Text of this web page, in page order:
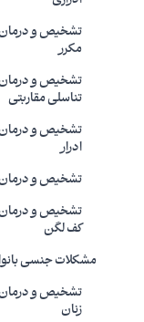
تشخیص و درمان
مکرر
تشخیص و
تناسلی مقاربتی
تشخیص و درمان
ادرار
تشخیص و
تشخیص و درمان
کف لگن
مشکلات جنسی
تشخیص و
زنان
چکاپ های حاملگی
می کند. به این
بارداری گفته می
های مختلف
دوران بارداری
یک پزشک متخصص
آزمایش ادرار
هستند